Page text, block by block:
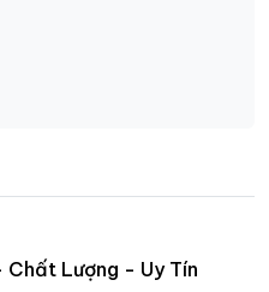
Chất Lượng - Uy Tín